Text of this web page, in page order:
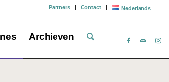
Partners Contact Nederlands
Archieven